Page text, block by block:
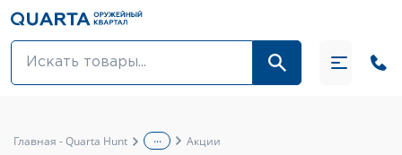
Оптовикам
Главная - Quarta Hunt ... Акции